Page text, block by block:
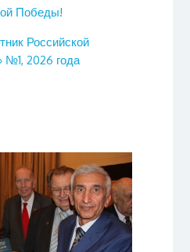
Победы!
Российской
№1, 2026 года